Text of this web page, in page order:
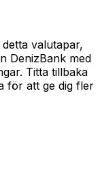
valutapar,
DenizBank med
Titta tillbaka
för att ge dig fler